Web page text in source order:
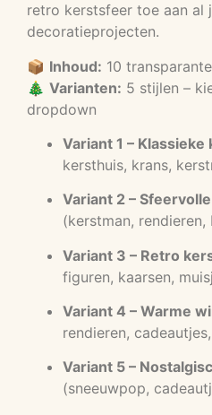
retro kerstsfeer toe aan al
decoratieprojecten.
📦 Inhoud: 10
🎄 Varianten: 5 stijlen –
dropdown
Variant 1 –
kersthuis, krans,
Variant 2 –
(kerstman,
Variant 3 – Retro
figuren, kaarsen,
Variant 4 – Warme
rendieren,
Variant 5 –
(sneeuwpop,